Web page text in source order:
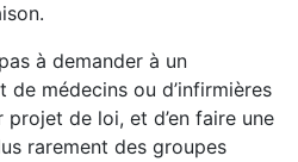
à demander à un
médecins ou d’infirmières
de loi, et d’en faire une
rarement des groupes